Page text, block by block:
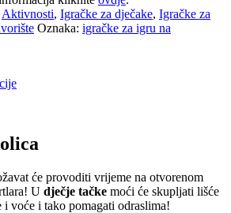
Aktivnosti, Igračke za dječake, Igračke za
Oznaka: igračke za igru na
će provoditi vrijeme na otvorenom
U dječje tačke moći će skupljati lišće
voće i tako pomagati odraslima!